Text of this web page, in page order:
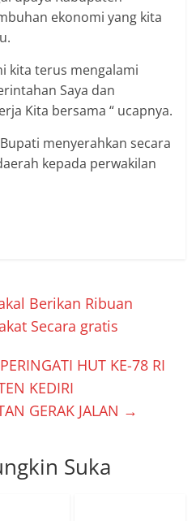
ekonomi yang kita
kita terus mengalami
Saya dan
Kita bersama “ ucapnya.
menyerahkan secara
kepada perwakilan
Berikan Ribuan
Secara gratis
HUT KE-78 RI
KEDIRI
GERAK JALAN →
Suka